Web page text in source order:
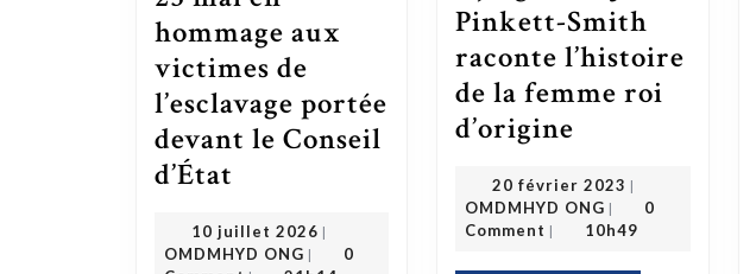
hommage aux
victimes de
l’esclavage portée
devant le Conseil
d’État
10 juillet 2026 10 juillet 2026
|
OMDMHYD ONG
OMDMHYD ONG
|
0
Pinkett-Smith
raconte l’histoire
de la femme roi
d’origine
20 février 2023 20 février 2023
|
OMDMHYD ONG
OMDMHYD ONG
|
0
Comment | 10h49